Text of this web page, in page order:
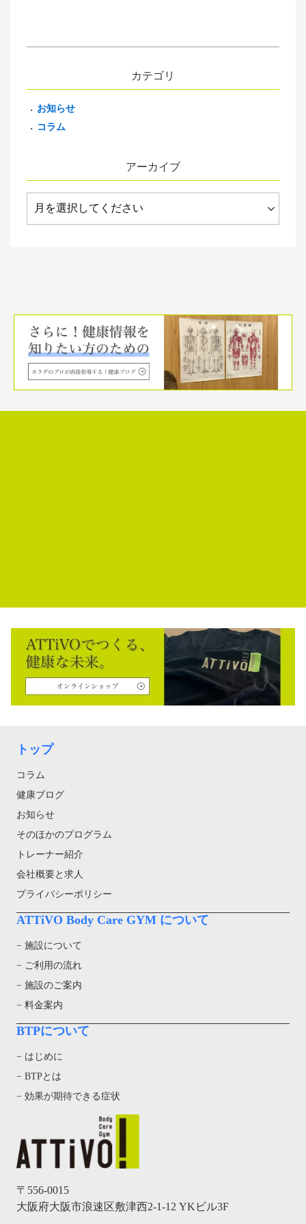
カテゴリ
お知らせ
コラム
アーカイブ
〒556-0015
大阪府大阪市浪速区敷津西2-1-12 YKビル3F
トップ
コラム
健康ブログ
お知らせ
そのほかのプログラム
トレーナー紹介
会社概要と求人
プライバシーポリシー
ATTiVO Body Care GYM について
− 施設について
− ご利用の流れ
− 施設のご案内
− 料金案内
BTPについて
− はじめに
− BTPとは
− 効果が期待できる症状